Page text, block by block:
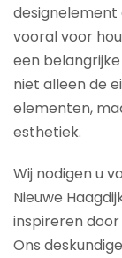
designelement
vooral voor
een
niet alleen de
elementen,
esthetiek.
Wij nodigen u
Nieuwe
inspireren
Ons